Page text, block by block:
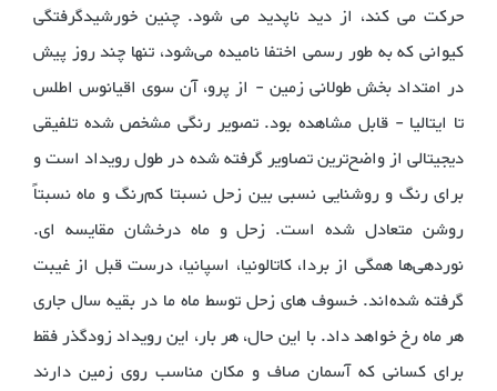
حرکت می کند، از دید ناپدید می شود. چنین خورشیدگرفتگی
کیوانی که به طور رسمی اختفا نامیده می‌شود، تنها چند روز پیش
در امتداد بخش طولانی زمین - از پرو، آن سوی اقیانوس اطلس
تا ایتالیا - قابل مشاهده بود. تصویر رنگی مشخص شده تلفیقی
دیجیتالی از واضح‌ترین تصاویر گرفته شده در طول رویداد است و
برای رنگ و روشنایی نسبی بین زحل نسبتا کم‌رنگ و ماه نسبتاً
روشن متعادل شده است. زحل و ماه درخشان مقایسه ای.
نوردهی‌ها همگی از بردا، کاتالونیا، اسپانیا، درست قبل از غیبت
گرفته شده‌اند. خسوف های زحل توسط ماه ما در بقیه سال جاری
هر ماه رخ خواهد داد. با این حال، هر بار، این رویداد زودگذر فقط
برای کسانی که آسمان صاف و مکان مناسب روی زمین دارند